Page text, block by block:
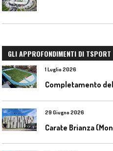
GLI APPROFONDIMENTI DI TSPORT
1 Luglio 2026
29 Giugno 2026